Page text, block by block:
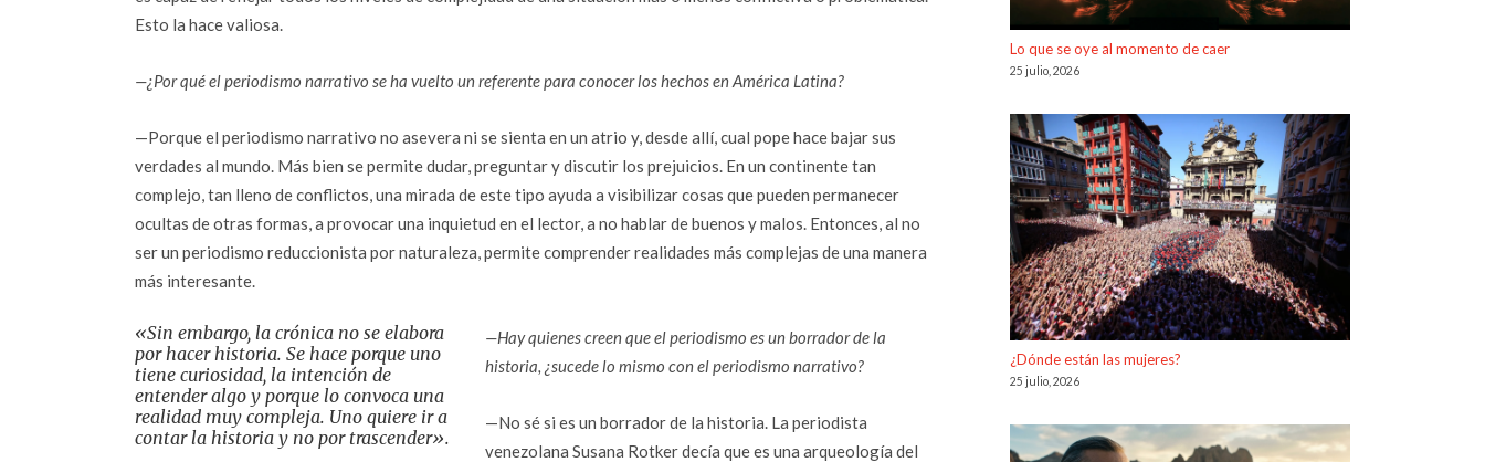
Esto la hace valiosa.
—¿Por qué el periodismo narrativo se ha vuelto un referente para conocer los hechos en América Latina?
—Porque el periodismo narrativo no asevera ni se sienta en un atrio y, desde allí, cual pope hace bajar sus
verdades al mundo. Más bien se permite dudar, preguntar y discutir los prejuicios. En un continente tan
complejo, tan lleno de conflictos, una mirada de este tipo ayuda a visibilizar cosas que pueden permanecer
ocultas de otras formas, a provocar una inquietud en el lector, a no hablar de buenos y malos. Entonces, al no
ser un periodismo reduccionista por naturaleza, permite comprender realidades más complejas de una manera
más interesante.
«Sin embargo, la crónica no se elabora
por hacer historia. Se hace porque uno
tiene curiosidad, la intención de
entender algo y porque lo convoca una
realidad muy compleja. Uno quiere ir a
contar la historia y no por trascender».
—Hay quienes creen que el periodismo es un borrador de la
historia, ¿sucede lo mismo con el periodismo narrativo?
—No sé si es un borrador de la historia. La periodista
venezolana Susana Rotker decía que es una arqueología del
Lo que se oye al momento de caer
25 julio, 2026
¿Dónde están las mujeres?
25 julio, 2026